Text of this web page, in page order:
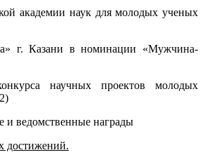
академии наук для молодых ученых
г. Казани в номинации «Мужчина-
научных проектов молодых
ведомственные награды
достижений.